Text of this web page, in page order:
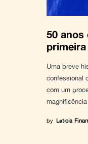
50 anos
Uma breve
confessional
com um
magnificência
by Letícia